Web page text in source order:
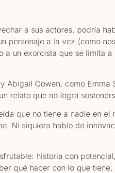
a sus actores, podría
personaje a la vez (como
un exorcista que se limita
Cowen, como
relato que no logra
que no tiene a nadie en
Ni siquiera hablo de
historia con
qué hacer con lo que